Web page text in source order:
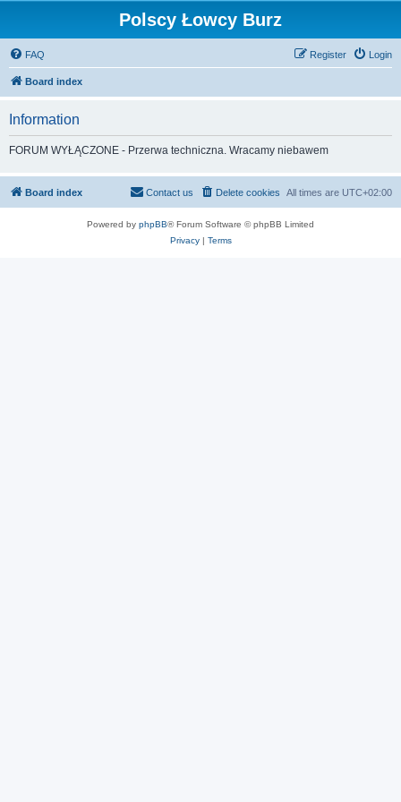
Polscy Łowcy Burz
FAQ Login
Register
Board index
Information
FORUM WYŁĄCZONE - Przerwa techniczna. Wracamy niebawem
Board index All times are UTC+02:00
Delete cookies
Contact us
Powered by phpBB® Forum Software © phpBB Limited
Privacy| Terms